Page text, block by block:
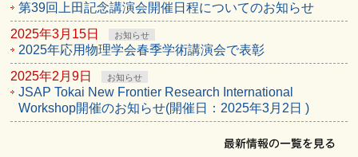
第39回上田記念講演会開催日程についてのお知らせ
2025年3月15日
お知らせ
2025年応用物理学会春季学術講演会で表彰
2025年2月9日
お知らせ
JSAP Tokai New Frontier Research International
Workshop開催のお知らせ(開催日：2025年3月2日 )